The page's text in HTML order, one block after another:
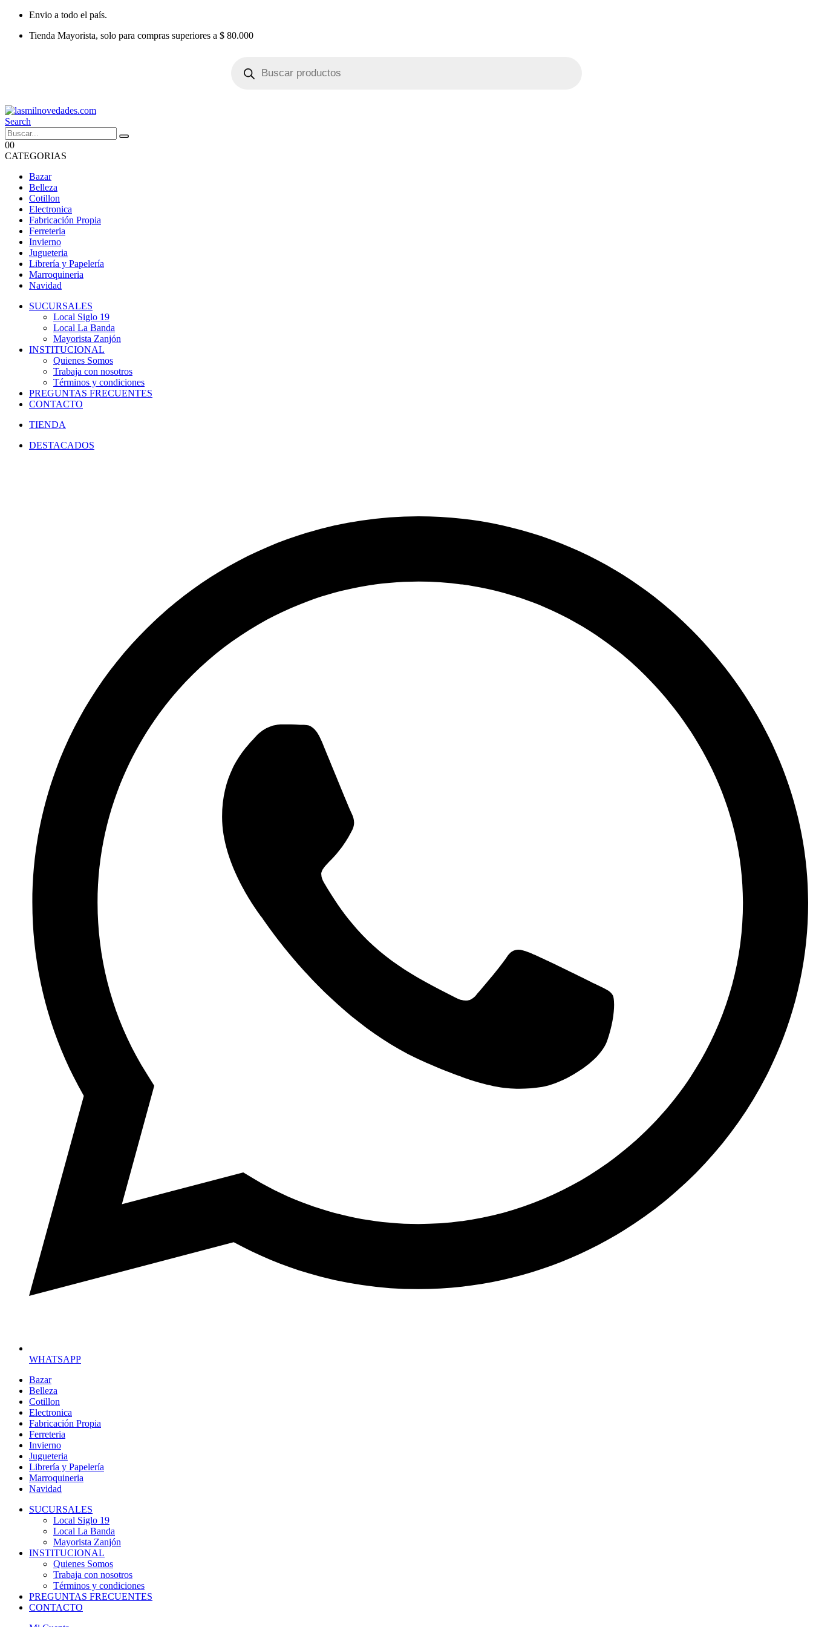
Envio a todo el país.
Tienda Mayorista, solo para compras superiores a $ 80.000
productos
Search
00
CATEGORIAS
Bazar
Belleza
Cotillon
Electronica
Fabricación Propia
Ferreteria
Invierno
Jugueteria
Librería y Papelería
Marroquineria
Navidad
SUCURSALES
Local Siglo 19
Local La Banda
Mayorista Zanjón
INSTITUCIONAL
Quienes Somos
Trabaja con nosotros
Términos y condiciones
PREGUNTAS FRECUENTES
CONTACTO
TIENDA
DESTACADOS
WHATSAPP
Bazar
Belleza
Cotillon
Electronica
Fabricación Propia
Ferreteria
Invierno
Jugueteria
Librería y Papelería
Marroquineria
Navidad
SUCURSALES
Local Siglo 19
Local La Banda
Mayorista Zanjón
INSTITUCIONAL
Quienes Somos
Trabaja con nosotros
Términos y condiciones
PREGUNTAS FRECUENTES
CONTACTO